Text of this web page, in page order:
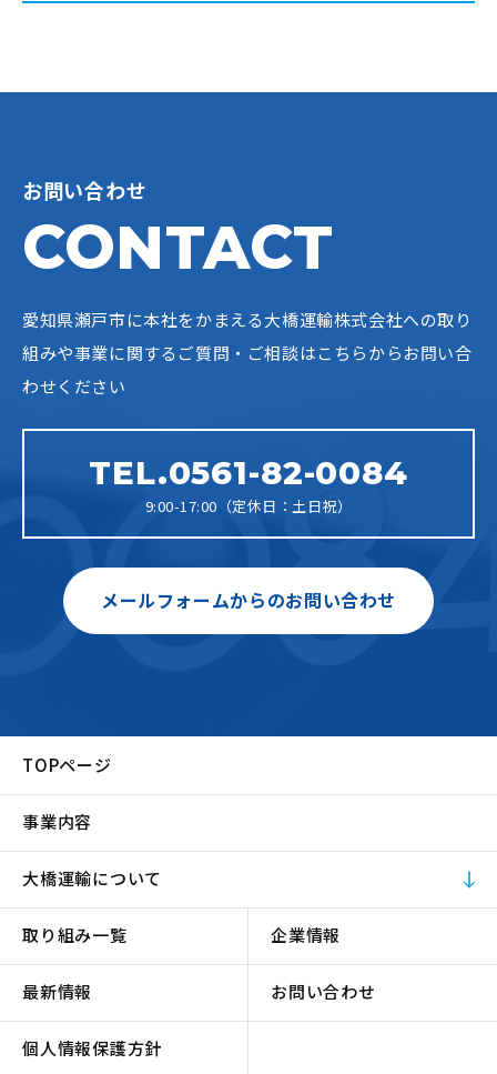
お問い合わせ
CONTACT
愛知県瀬戸市に本社をかまえる大橋運輸株式会社への取り
組みや事業に関するご質問・ご相談はこちらからお問い合
わせください
TEL.0561-82-0084
9:00-17:00（定休日：土日祝）
メールフォームからのお問い合わせ
TOPページ
事業内容
大橋運輸について
取り組み一覧 企業情報
最新情報 お問い合わせ
個人情報保護方針